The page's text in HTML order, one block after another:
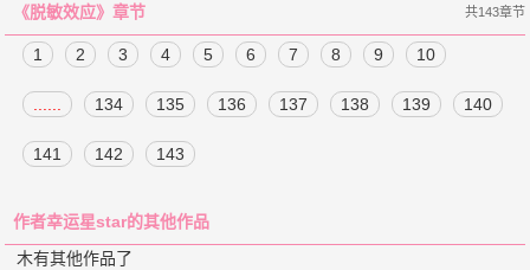
《脱敏效应》章节 共143章节
1 2 3 4 5 6 7 8 9 10
...... 134 135 136 137 138 139 140
141 142 143
作者幸运星star的其他作品
木有其他作品了